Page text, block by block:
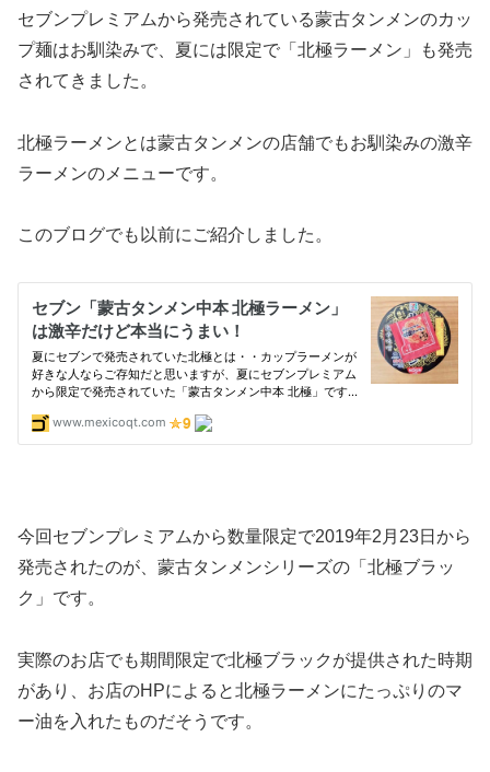
セブンプレミアムから発売されている蒙古タンメンのカッ
プ麺はお馴染みで、夏には限定で「北極ラーメン」も発売
されてきました。
北極ラーメンとは蒙古タンメンの店舗でもお馴染みの激辛
ラーメンのメニューです。
このブログでも以前にご紹介しました。
今回セブンプレミアムから数量限定で2019年2月23日から
発売されたのが、蒙古タンメンシリーズの「北極ブラッ
ク」です。
実際のお店でも期間限定で北極ブラックが提供された時期
があり、お店のHPによると北極ラーメンにたっぷりのマ
ー油を入れたものだそうです。